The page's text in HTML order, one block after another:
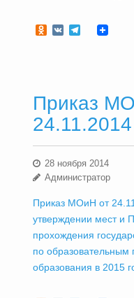
Odnoklassniki
VKTelegram
Приказ
28 ноября 2014
Администратор
Приказ МОиН от
утверждении мест и
прохождения
по
образования в 2015